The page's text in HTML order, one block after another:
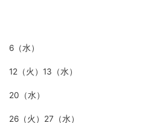
6（水）
12（火）13（水）
20（水）
26（火）27（水）